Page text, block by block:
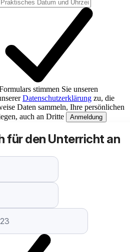
stimmen Sie unseren
Datenschutzerklärung zu, die
Daten sammeln, Ihre persönlichen
auch an Dritte
Anmeldung
für den Unterricht an